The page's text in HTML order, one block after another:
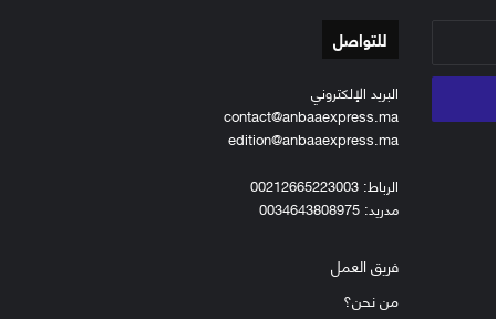
للتواصل
البريد الإلكتروني
contact@anbaaexpress.ma
edition@anbaaexpress.ma
الرباط: 00212665223003
مدريد: 0034643808975
فريق العمل
من نحن؟